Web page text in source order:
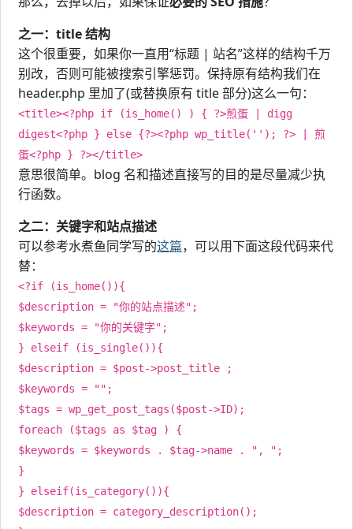
之一：title 结构
这个很重要，如果你一直用“标题 | 站名”这样的结构千万
别改，否则可能被搜索引擎惩罚。保持原有结构我们在
header.php 里加了(或替换原有 title 部分)这么一句：
<title><?php if (is_home() ) { ?>煎蛋 | digg
digest<?php } else {?><?php wp_title(''); ?> | 煎
蛋<?php } ?></title>
意思很简单。blog 名和描述直接写的目的是尽量减少执
行函数。
之二：关键字和站点描述
可以参考水煮鱼同学写的这篇，可以用下面这段代码来代
替：
<?if (is_home()){
$description = "你的站点描述";
$keywords = "你的关键字";
} elseif (is_single()){
$description = $post->post_title ;
$keywords = "";
$tags = wp_get_post_tags($post->ID);
foreach ($tags as $tag ) {
$keywords = $keywords . $tag->name . ", ";
}
} elseif(is_category()){
$description = category_description();